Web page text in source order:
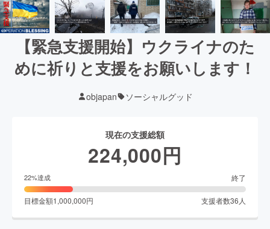
【緊急支援開始】ウクライナのた
めに祈りと支援をお願いします！
objapan ソーシャルグッド
現在の支援総額
224,000円
22%達成 終了
目標金額1,000,000円 支援者数36 人